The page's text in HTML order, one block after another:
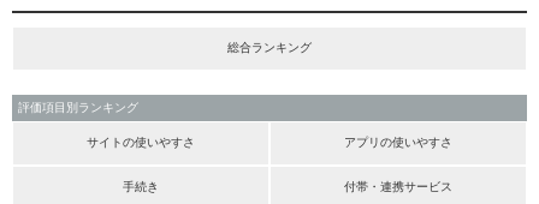
総合ランキング
評価項目別ランキング
サイトの使いやすさ アプリの使いやすさ
手続き 付帯・連携サービス